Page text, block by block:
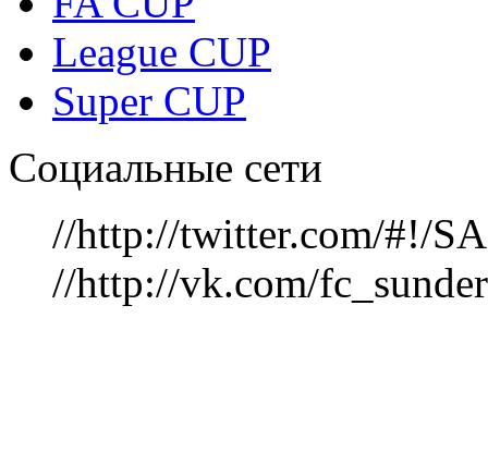
League CUP
Super CUP
Социальные сети
//http://twitter.com/#!/
//http://vk.com/